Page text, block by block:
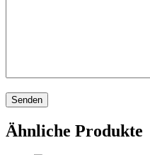
Ähnliche Produkte